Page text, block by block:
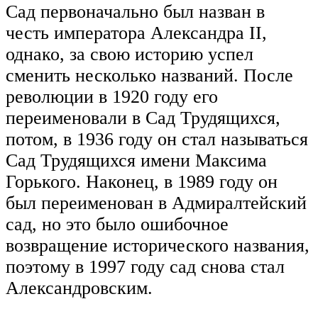
Сад первоначально был назван в
честь императора Александра ΙΙ,
однако, за свою историю успел
сменить несколько названий. После
революции в 1920 году его
переименовали в Сад Трудящихся,
потом, в 1936 году он стал называться
Сад Трудящихся имени Максима
Горького. Наконец, в 1989 году он
был переименован в Адмиралтейский
сад, но это было ошибочное
возвращение исторического названия,
поэтому в 1997 году сад снова стал
Александровским.